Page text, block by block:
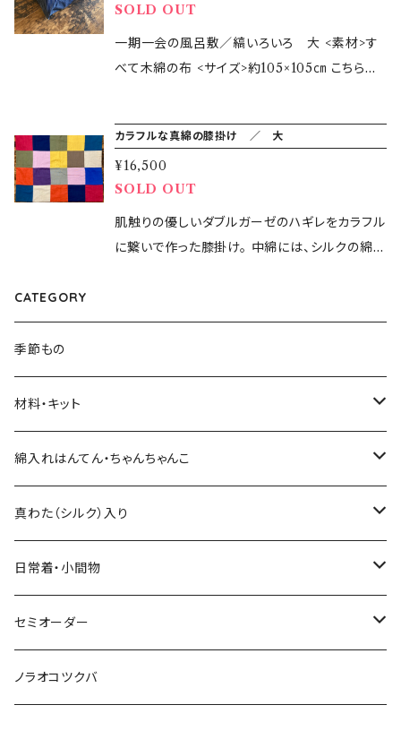
ケットは約 7cm×9cm ショルダーストラップ
長さ 約150cm ＜素材＞ 生地、中綿 コット
ン 紐 コットンワックスコード <生地> 久留米
をいただいてから仕上げ作業をして発送します
ので 発送まで1週間ほどお時間をいただきます。
★商品の特徴 - 中綿はコットンのキルト芯。 -布
サイズについて＞ 約 幅12cm 長さ17cm 内ポ
ケットは約 7cm×9cm ショルダーストラップ
長さ 約150cm ＜素材＞ 生地、中綿 コット
ン 紐 コットンワックスコード <生地> 遠州木
綿 格子(チェック)
SOLD OUT
一期一会の風呂敷／縞いろいろ 大 <素材>す
べて木綿の布 <サイズ>約105×105㎝ こちらの
のにも便利です。 生地はすべて折伏せ縫いで仕
上げていますので、裏から見てもスッキリした仕
上がりです。 風呂敷は、布一枚で色々な形を包
めて持ち運べる便利な布。サイズも様々。 小さい
サイズはお弁当やお裁縫箱を包むのに 中くらい
様々。 --------------------------------------
ズ。布を無駄なく使い切りたいという思いから製
がありましたら…
カラフルな真綿の膝掛け ／ 大
¥16,500
SOLD OUT
肌触りの優しいダブルガーゼのハギレをカラフル
に繋いで作った膝掛け。 中綿には、シルクの綿
を無駄なく使い切りたいという思いから製作し
が1点ものの一期一会です！お気に召すものがあ
CATEGORY
季節もの
材料・キット
綿入れキット
真わた（絹）の綿入れキット
わた・その他材料など
その他のキット
もんぺ
型紙、つくり方
綿入れはんてん・ちゃんちゃんこ
はんてん
ちゃんちゃんこ
綿入れ小物
真わた（シルク）入り
ひざ掛け、マフラー
日常着・小間物
まっすぐの服・エプロン
もんぺ
セミオーダー
綿入れはんてん・ちゃんちゃんこ
ノラオコツクバ